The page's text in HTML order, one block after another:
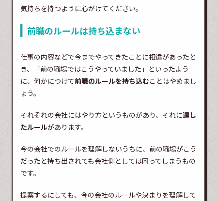
気持ちを持つように心がけてください。
前職のルールは持ち込まない
仕事の内容などで今までやってきたことに相違があったと
き、「前の職場ではこうやっていました」といったよう
に、何かにつけて前職のルールを持ち込むことはやめまし
ょう。
それぞれの会社にはやり方というものがあり、それに適し
たルールがあります。
今の会社でのルールを理解しないうちに、前の職場がこう
だったと持ち出されても会社側としては困ってしまうもの
です。
提案するにしても、今の会社のルールや決まりを理解して